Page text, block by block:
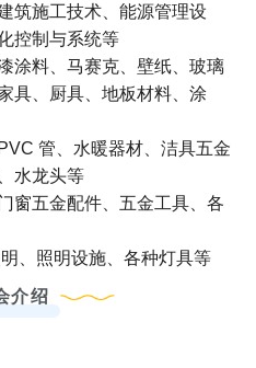
筑施工技术、能源管理设
控制与系统等
涂料、马赛克、壁纸、玻璃
具、厨具、地板材料、涂
管、水暖器材、洁具五金
水龙头等
窗五金配件、五金工具、各
、照明设施、各种灯具等
介绍